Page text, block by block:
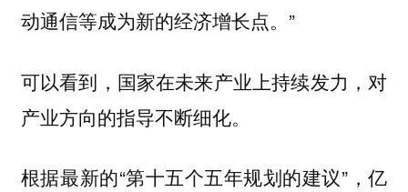
动通信等成为新的经济增长点。”
可以看到，国家在未来产业上持续发力，对
产业方向的指导不断细化。
根据最新的“第十五个五年规划的建议”，亿